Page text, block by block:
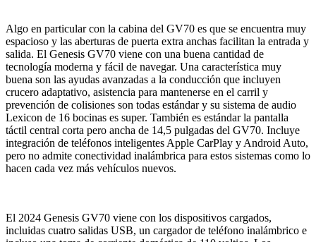
Algo en particular con la cabina del GV70 es que se encuentra muy
espacioso y las aberturas de puerta extra anchas facilitan la entrada y
salida. El Genesis GV70 viene con una buena cantidad de
tecnología moderna y fácil de navegar. Una característica muy
buena son las ayudas avanzadas a la conducción que incluyen
crucero adaptativo, asistencia para mantenerse en el carril y
prevención de colisiones son todas estándar y su sistema de audio
Lexicon de 16 bocinas es super. También es estándar la pantalla
táctil central corta pero ancha de 14,5 pulgadas del GV70. Incluye
integración de teléfonos inteligentes Apple CarPlay y Android Auto,
pero no admite conectividad inalámbrica para estos sistemas como lo
hacen cada vez más vehículos nuevos.
El 2024 Genesis GV70 viene con los dispositivos cargados,
incluidas cuatro salidas USB, un cargador de teléfono inalámbrico e